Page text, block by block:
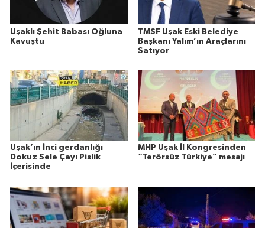
Uşaklı Şehit Babası Oğluna
Kavuştu
TMSF Uşak Eski Belediye
Başkanı Yalım’ın Araçlarını
Satıyor
Uşak’ın İnci gerdanlığı
Dokuz Sele Çayı Pislik
İçerisinde
MHP Uşak İl Kongresinden
“Terörsüz Türkiye” mesajı